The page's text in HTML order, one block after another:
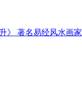
》 著名易经风水画家